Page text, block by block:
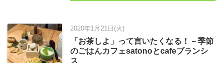
2020年1月21日(火)
「お茶しよ」って言いたくなる！－季節
のごはんカフェsatonoとcafeブランシ
ス